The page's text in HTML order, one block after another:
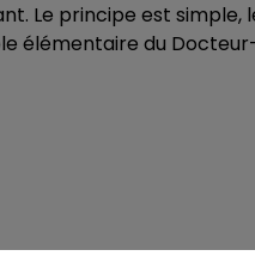
Le principe est simple,
élémentaire du